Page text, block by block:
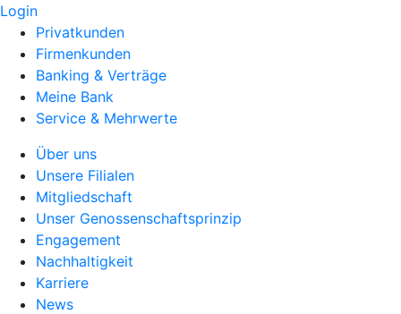
Login
Privatkunden
Firmenkunden
Banking & Verträge
Meine Bank
Service & Mehrwerte
Über uns
Unsere Filialen
Mitgliedschaft
Unser Genossenschaftsprinzip
Engagement
Nachhaltigkeit
Karriere
News